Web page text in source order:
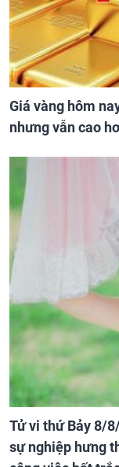
Giá vàng hôm
nhưng vẫn cao
Tử vi thứ Bảy 8/
sự nghiệp hưng